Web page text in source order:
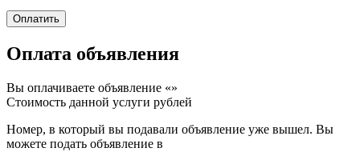
Оплата объявления
Вы оплачиваете объявление «»
Стоимость данной услуги рублей
Номер, в который вы подавали объявление уже вышел. Вы
можете подать объявление в